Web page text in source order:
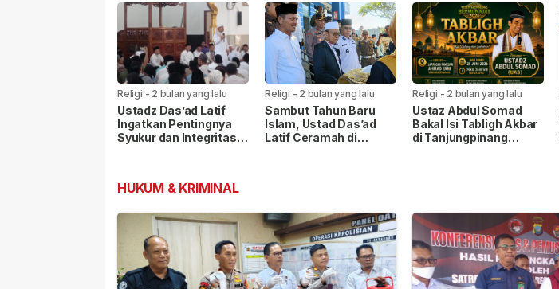
Tengah Kesibukan
Perkotaan
Qur’an
Religi - 2 bulan yang lalu
Ustadz Das’ad Latif
Ingatkan Pentingnya
Syukur dan Integritas di
Religi - 2 bulan yang lalu
Sambut Tahun Baru
Islam, Ustad Das’ad
Latif Ceramah di
Religi - 2 bulan yang lalu
Ustaz Abdul Somad
Bakal Isi Tabligh Akbar
di Tanjungpinang
HUKUM & KRIMINAL